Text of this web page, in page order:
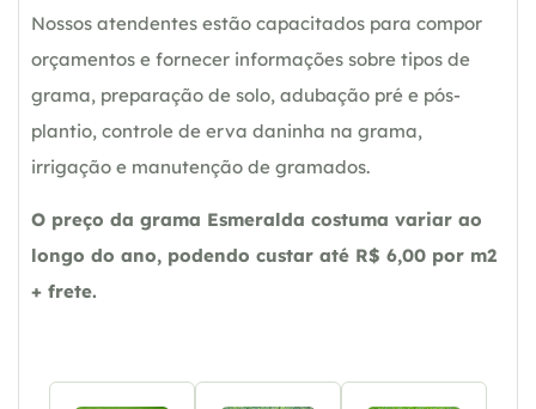
Nossos atendentes estão capacitados para compor
orçamentos e fornecer informações sobre tipos de
grama, preparação de solo, adubação pré e pós-
plantio, controle de erva daninha na grama,
irrigação e manutenção de gramados.
O preço da grama Esmeralda costuma variar ao
longo do ano, podendo custar até R$ 6,00 por m2
+ frete.